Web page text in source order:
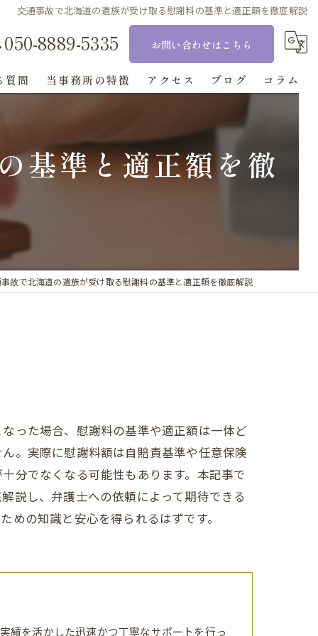
交通事故で北海道の遺族が受け取る慰謝料の基準と適正額を徹底解説
050-8889-5335 お問い合わせはこちら
質問 当事務所の特徴
刑事事件
アクセス ブログ コラム
基準と適正額を徹
故で北海道の遺族が受け取る慰謝料の基準と適正額を徹底解説
った場合、慰謝料の基準や適正額は一体ど
。実際に慰謝料額は自賠責基準や任意保険
分でなくなる可能性もあります。本記事で
説し、弁護士への依頼によって期待できる
の知識と安心を得られるはずです。
績を活かした迅速かつ丁寧なサポートを行っ